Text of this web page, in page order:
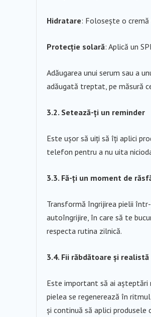
Hidratare: Folosește o
Protecție solară: Aplică un
Adăugarea unui serum sau a
adăugată treptat, pe măsură
3.2. Setează-ți un reminder
Este ușor să uiți să îți aplici
telefon pentru a nu uita
3.3. Fă-ți un moment de
Transformă îngrijirea pielii
autoîngrijire, în care să te
respecta rutina zilnică.
3.4. Fii răbdătoare și realistă
Este important să ai așteptări
pielea se regenerează în
și continuă să aplici produsele